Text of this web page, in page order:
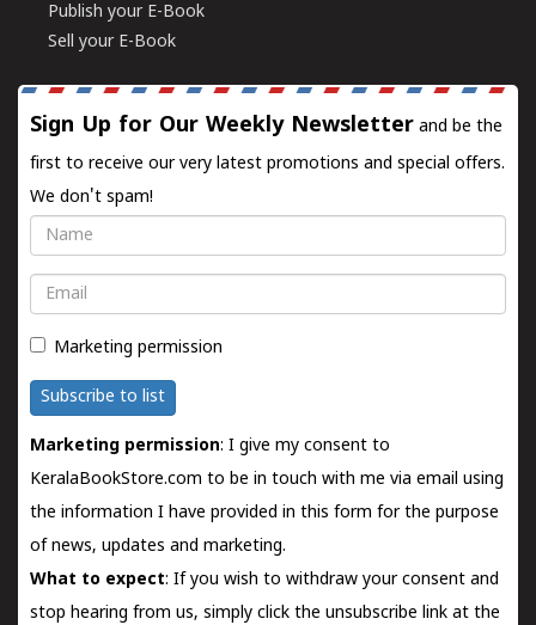
Publish your E-Book
Sell your E-Book
Sign Up for Our Weekly Newsletter and be the
first to receive our very latest promotions and special offers.
We don't spam!
Name
Email
Marketing permission
Subscribe to list
Marketing permission: I give my consent to
KeralaBookStore.com to be in touch with me via email using
the information I have provided in this form for the purpose
of news, updates and marketing.
What to expect: If you wish to withdraw your consent and
stop hearing from us, simply click the unsubscribe link at the